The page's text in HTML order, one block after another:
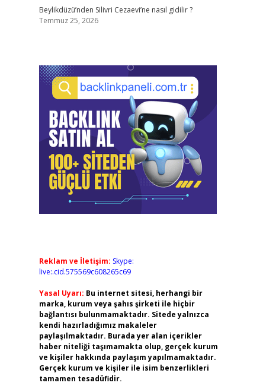
Beylikdüzü’nden Silivri Cezaevi’ne nasıl gidilir ?
Temmuz 25, 2026
Reklam ve İletişim: Skype:
live:.cid.575569c608265c69
Yasal Uyarı: Bu internet sitesi, herhangi bir
marka, kurum veya şahıs şirketi ile hiçbir
bağlantısı bulunmamaktadır. Sitede yalnızca
kendi hazırladığımız makaleler
paylaşılmaktadır. Burada yer alan içerikler
haber niteliği taşımamakta olup, gerçek kurum
ve kişiler hakkında paylaşım yapılmamaktadır.
Gerçek kurum ve kişiler ile isim benzerlikleri
tamamen tesadüfidir.